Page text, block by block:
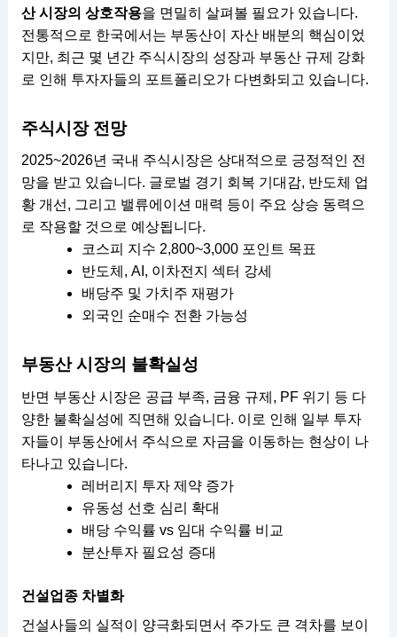
산 시장의 상호작용을 면밀히 살펴볼 필요가 있습니다.
전통적으로 한국에서는 부동산이 자산 배분의 핵심이었
지만, 최근 몇 년간 주식시장의 성장과 부동산 규제 강화
로 인해 투자자들의 포트폴리오가 다변화되고 있습니다.
주식시장 전망
2025~2026년 국내 주식시장은 상대적으로 긍정적인 전
망을 받고 있습니다. 글로벌 경기 회복 기대감, 반도체 업
황 개선, 그리고 밸류에이션 매력 등이 주요 상승 동력으
로 작용할 것으로 예상됩니다.
코스피 지수 2,800~3,000 포인트 목표
반도체, AI, 이차전지 섹터 강세
배당주 및 가치주 재평가
외국인 순매수 전환 가능성
부동산 시장의 불확실성
반면 부동산 시장은 공급 부족, 금융 규제, PF 위기 등 다
양한 불확실성에 직면해 있습니다. 이로 인해 일부 투자
자들이 부동산에서 주식으로 자금을 이동하는 현상이 나
타나고 있습니다.
레버리지 투자 제약 증가
유동성 선호 심리 확대
배당 수익률 vs 임대 수익률 비교
분산투자 필요성 증대
건설업종 차별화
건설사들의 실적이 양극화되면서 주가도 큰 격차를 보이